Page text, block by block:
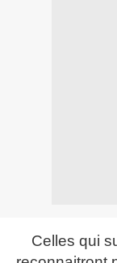
Celles qui